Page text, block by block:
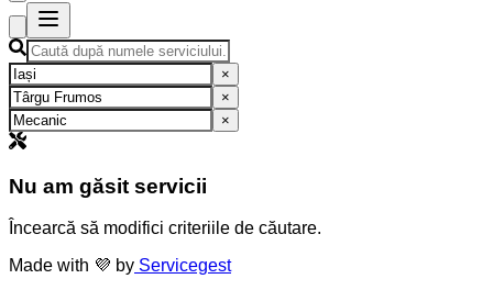
×
×
×
Nu am găsit servicii
Încearcă să modifici criteriile de căutare.
Made with 💜 by Servicegest